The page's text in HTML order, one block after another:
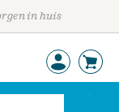
in huis